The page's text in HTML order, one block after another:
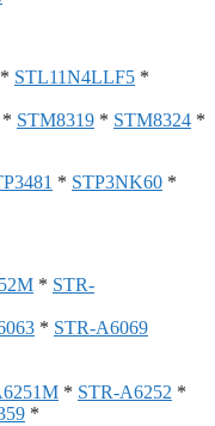
* STL11N4LLF5 *
* STM8319 * STM8324 *
* STP3NK60 *
* STR-
* STR-A6069
* STR-A6252 *
*